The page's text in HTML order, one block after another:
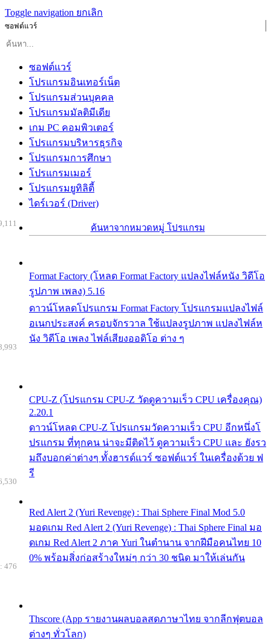
Toggle navigation ยกเลิก
ซอฟต์แวร์
ซอฟต์แวร์
โปรแกรมอินเทอร์เน็ต
โปรแกรมส่วนบุคคล
โปรแกรมมัลติมีเดีย
เกม PC คอมพิวเตอร์
โปรแกรมบริหารธุรกิจ
โปรแกรมการศึกษา
โปรแกรมเมอร์
โปรแกรมยูทิลิตี้
ไดร์เวอร์ (Driver)
ค้นหาจากหมวดหมู่ โปรแกรม
Format Factory (โหลด Format Factory แปลงไฟล์หนัง วิดีโอ
รูปภาพ เพลง) 5.16
ดาวน์โหลดโปรแกรม Format Factory โปรแกรมแปลงไฟล์
อเนกประสงค์ ครอบจักรวาล ใช้แปลงรูปภาพ แปลงไฟล์ห
นัง วิดีโอ เพลง ไฟล์เสียงออดิโอ ต่าง ๆ
CPU-Z (โปรแกรม CPU-Z วัดดูความเร็ว CPU เครื่องคุณ)
2.20.1
ดาวน์โหลด CPU-Z โปรแกรมวัดความเร็ว CPU อีกหนึ่งโ
ปรแกรม ที่ทุกคน น่าจะมีติดไว้ ดูความเร็ว CPU และ ยังรว
มถึงบอกค่าต่างๆ ทั้งฮารด์แวร์ ซอฟต์แวร์ ในเครื่องด้วย ฟ
รี
Red Alert 2 (Yuri Revenge) : Thai Sphere Final Mod 5.0
มอดเกม Red Alert 2 (Yuri Revenge) : Thai Sphere Final มอ
ดเกม Red Alert 2 ภาค Yuri ในตำนาน จากฝีมือคนไทย 10
0% พร้อมสิ่งก่อสร้างใหม่ๆ กว่า 30 ชนิด มาให้เล่นกัน
Thscore (App รายงานผลบอลสดภาษาไทย จากลีกฟุตบอล
ต่างๆ ทั่วโลก)
476